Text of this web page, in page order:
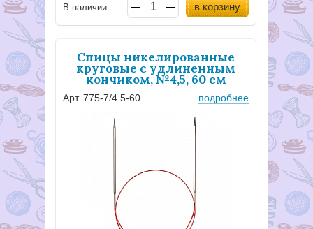
В наличии в корзину
Спицы никелированные
круговые с удлиненным
кончиком, №4,5, 60 см
Арт. 775-7/4.5-60 подробнее